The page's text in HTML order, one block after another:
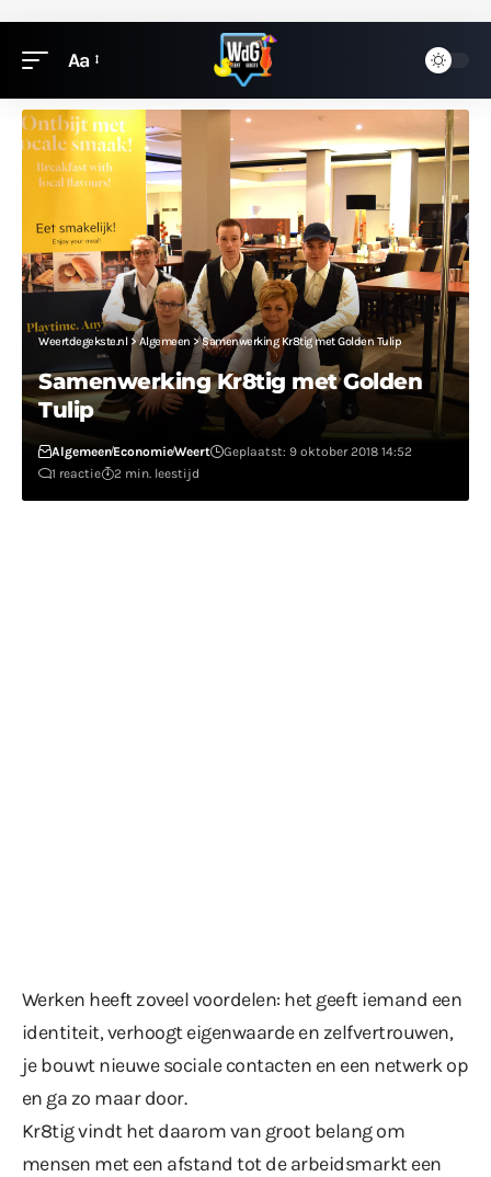
Aa
Weertdegekste.nl>Algemeen >Samenwerking Kr8tig met Golden Tulip
Samenwerking Kr8tig met Golden
Tulip
AlgemeenEconomieWeert
Geplaatst: 9 oktober 2018 14:52
1 reactie
2 min. leestijd
Werken heeft zoveel voordelen: het geeft iemand een
identiteit, verhoogt eigenwaarde en zelfvertrouwen,
je bouwt nieuwe sociale contacten en een netwerk op
en ga zo maar door.
Kr8tig vindt het daarom van groot belang om
mensen met een afstand tot de arbeidsmarkt een